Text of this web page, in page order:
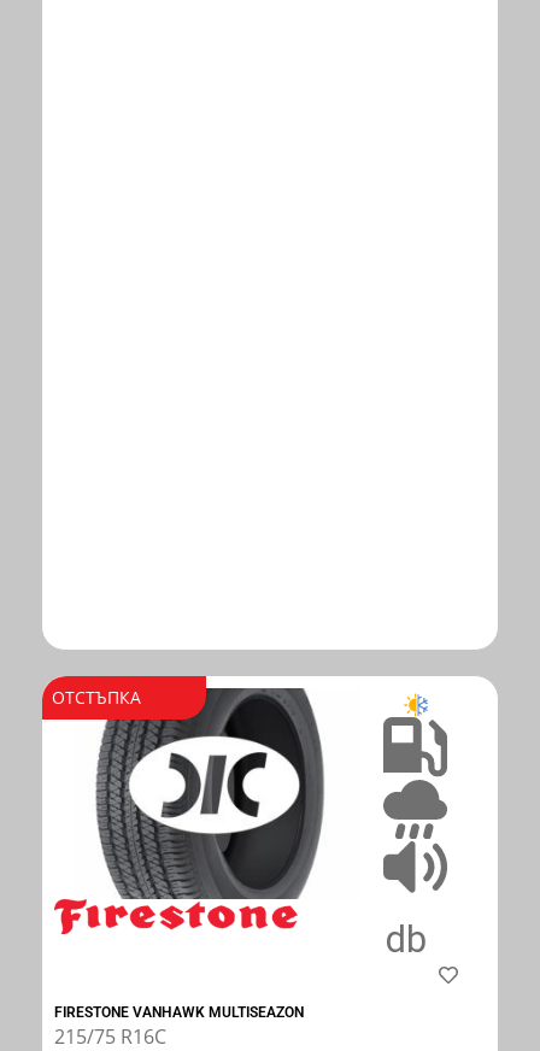
ОТСТЪПКА
FIRESTONE VANHAWK MULTISEAZON
215/75 R16C